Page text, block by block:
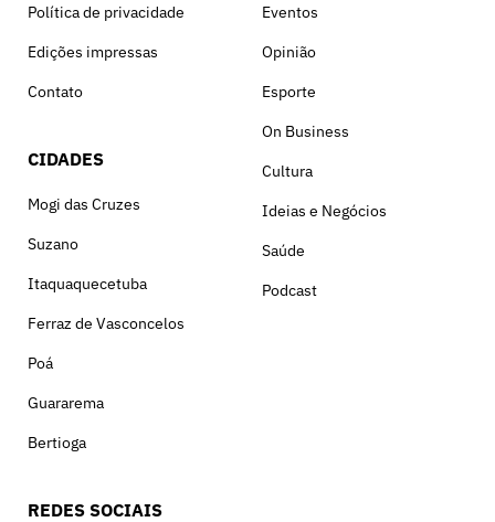
Política de privacidade
Edições impressas
Contato
CIDADES
Mogi das Cruzes
Suzano
Itaquaquecetuba
Ferraz de Vasconcelos
Poá
Guararema
Bertioga
Eventos
Opinião
Esporte
On Business
Cultura
Ideias e Negócios
Saúde
Podcast
REDES SOCIAIS